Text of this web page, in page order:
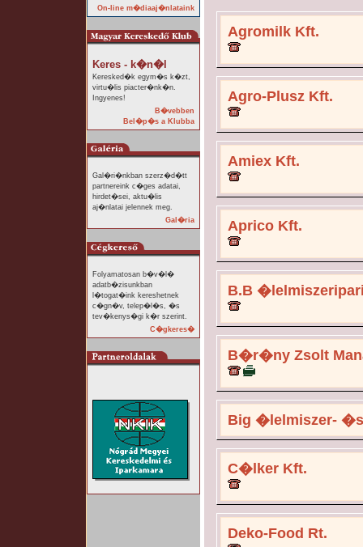
On-line m�diaaj�nlataink
Keres - k�n�l
Keresked�k egym�s k�zt,
virtu�lis piacter�nk�n.
Ingyenes!
B�vebben
Bel�p�s a Klubba
Gal�ri�nkban szerz�d�tt
partnereink c�ges adatai,
hirdet�sei, aktu�lis
aj�nlatai jelennek meg.
Gal�ria
Folyamatosan b�v�l�
adatb�zisunkban
l�togat�ink kereshetnek
c�gn�v, telep�l�s, �s
tev�kenys�gi k�r szerint.
C�gkeres�
Agromilk Kft.
Agro-Plusz Kft.
Amiex Kft.
Aprico Kft.
B.B
B�r�ny Zsolt
Big �lelmiszer-
C�lker Kft.
Deko-Food Rt.